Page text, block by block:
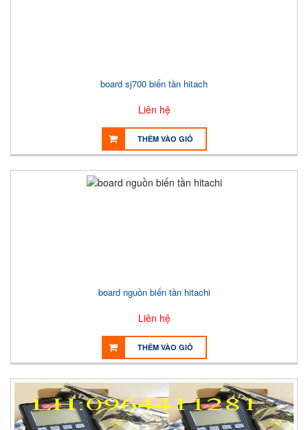
board sj700 biến tần hitach
Liên hệ
THÊM VÀO GIỎ
board nguồn biến tần hitachi
Liên hệ
THÊM VÀO GIỎ